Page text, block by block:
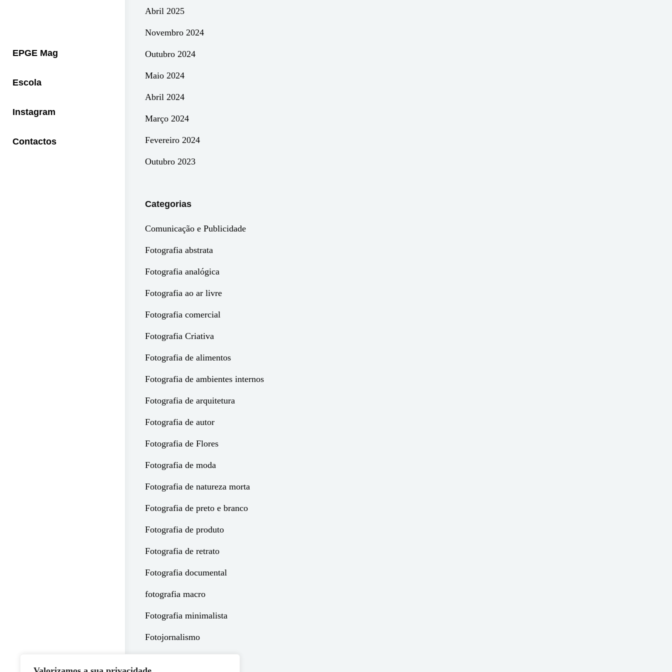
EPGE Mag
Escola
Instagram
Contactos
Abril 2025
Novembro 2024
Outubro 2024
Maio 2024
Abril 2024
Março 2024
Fevereiro 2024
Outubro 2023
Categorias
Comunicação e Publicidade
Fotografia abstrata
Fotografia analógica
Fotografia ao ar livre
Fotografia comercial
Fotografia Criativa
Fotografia de alimentos
Fotografia de ambientes internos
Fotografia de arquitetura
Fotografia de autor
Fotografia de Flores
Fotografia de moda
Fotografia de natureza morta
Fotografia de preto e branco
Fotografia de produto
Fotografia de retrato
Fotografia documental
fotografia macro
Fotografia minimalista
Fotojornalismo